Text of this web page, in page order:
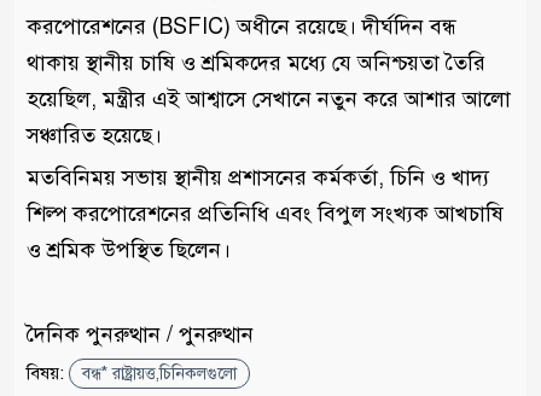
করপোরেশনের (BSFIC) অধীনে রয়েছে। দীর্ঘদিন বন্ধ
থাকায় স্থানীয় চাষি ও শ্রমিকদের মধ্যে যে অনিশ্চয়তা তৈরি
হয়েছিল, মন্ত্রীর এই আশ্বাসে সেখানে নতুন করে আশার আলো
সঞ্চারিত হয়েছে।
মতবিনিময় সভায় স্থানীয় প্রশাসনের কর্মকর্তা, চিনি ও খাদ্য
শিল্প করপোরেশনের প্রতিনিধি এবং বিপুল সংখ্যক আখচাষি
ও শ্রমিক উপস্থিত ছিলেন।
দৈনিক পুনরুত্থান / পুনরুত্থান
বিষয়: বন্ধ* রাষ্ট্রায়ত্ত,চিনিকলগুলো